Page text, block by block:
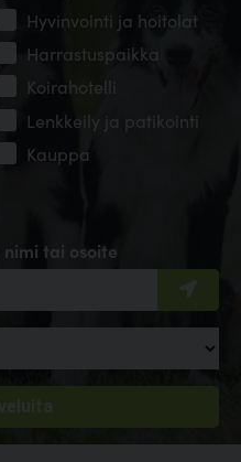
tai osoite
Hyvinvointi ja hoitolat
Harrastuspaikka
Koirahotelli
Lenkkeily ja patikointi
Kauppa